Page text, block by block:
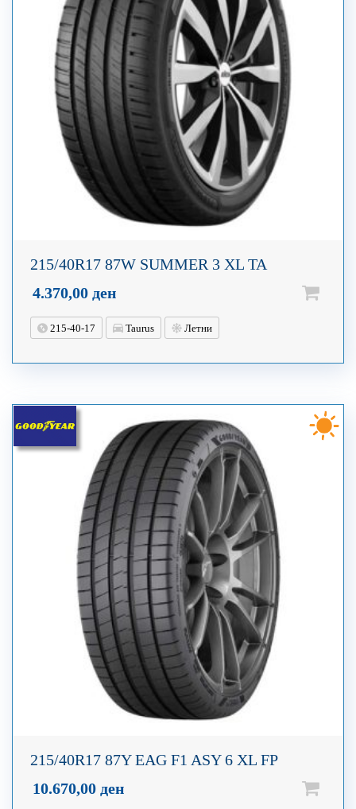
215/40R17 87W SUMMER 3 XL TA
4.370,00 ден
215-40-17 Taurus Летни
215/40R17 87Y EAG F1 ASY 6 XL FP
10.670,00 ден